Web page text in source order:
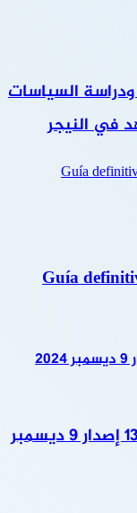
ودراسة السياسات
في النيجر
Guía
Guía
المشهد الإفريقي في أسبوع: العدد 131 إصدار 9 ديسمبر